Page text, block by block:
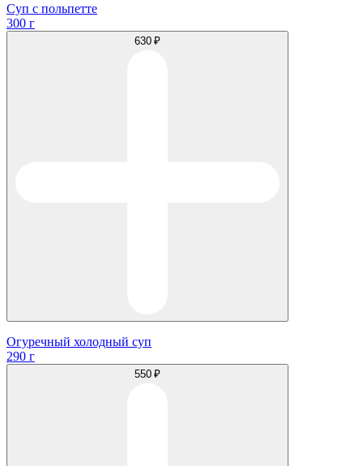
Суп с польпетте
300 г
630 ₽
Огуречный холодный суп
290 г
550 ₽